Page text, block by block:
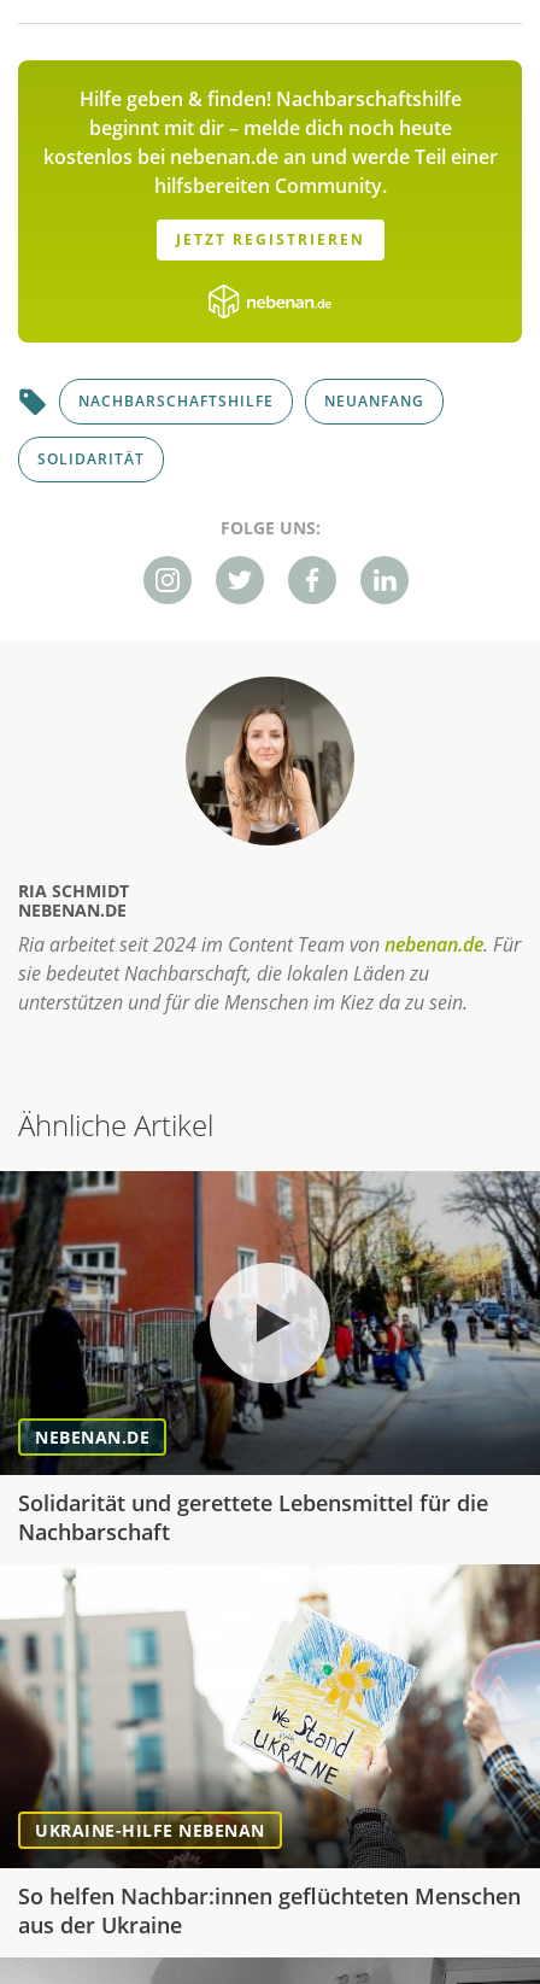
Hilfe geben & finden! Nachbarschaftshilfe
beginnt mit dir – melde dich noch heute
kostenlos bei nebenan.de an und werde Teil einer
hilfsbereiten Community.
JETZT REGISTRIEREN
NACHBARSCHAFTSHILFE NEUANFANG
SOLIDARITÄT
FOLGE UNS:
RIA SCHMIDT
NEBENAN.DE
Ria arbeitet seit 2024 im Content Team vonnebenan.de. Für
sie bedeutet Nachbarschaft, die lokalen Läden zu
unterstützen und für die Menschen im Kiez da zu sein.
Ähnliche Artikel
NEBENAN.DE
Solidarität und gerettete Lebensmittel für die
Nachbarschaft
UKRAINE-HILFE NEBENAN
So helfen Nachbar:innen geflüchteten Menschen
aus der Ukraine